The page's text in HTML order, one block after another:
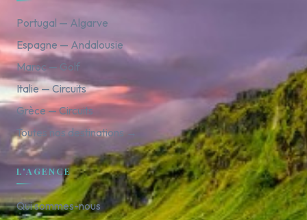
Portugal — Algarve
Espagne — Andalousie
Maroc — Golf
Italie — Circuits
Grèce — Circuits
Toutes nos destinations →
L'AGENCE
Qui sommes-nous